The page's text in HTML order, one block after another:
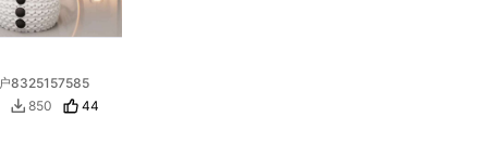
8325157585
 850 44